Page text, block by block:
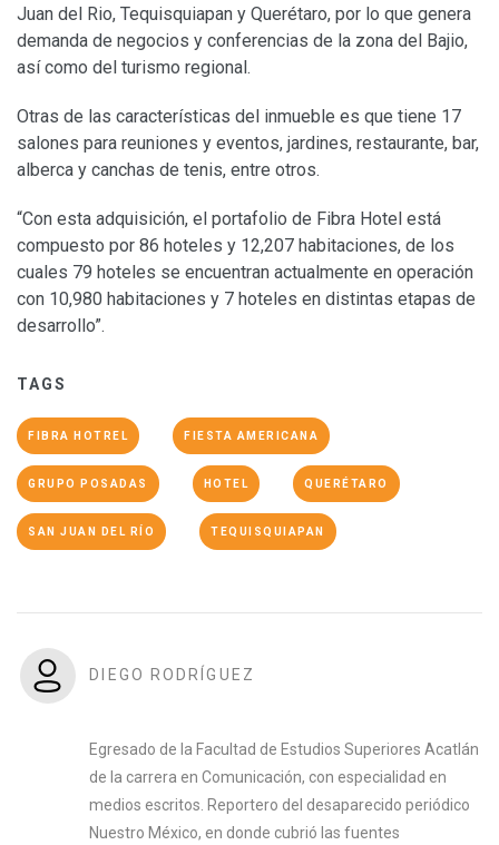
Juan del Rio, Tequisquiapan y Querétaro, por lo que genera
demanda de negocios y conferencias de la zona del Bajio,
así como del turismo regional.
Otras de las características del inmueble es que tiene 17
salones para reuniones y eventos, jardines, restaurante, bar,
alberca y canchas de tenis, entre otros.
“Con esta adquisición, el portafolio de Fibra Hotel está
compuesto por 86 hoteles y 12,207 habitaciones, de los
cuales 79 hoteles se encuentran actualmente en operación
con 10,980 habitaciones y 7 hoteles en distintas etapas de
desarrollo”.
TAGS
FIBRA HOTREL FIESTA AMERICANA
GRUPO POSADAS HOTEL QUERÉTARO
SAN JUAN DEL RÍO TEQUISQUIAPAN
DIEGO RODRÍGUEZ
Egresado de la Facultad de Estudios Superiores Acatlán
de la carrera en Comunicación, con especialidad en
medios escritos. Reportero del desaparecido periódico
Nuestro México, en donde cubrió las fuentes